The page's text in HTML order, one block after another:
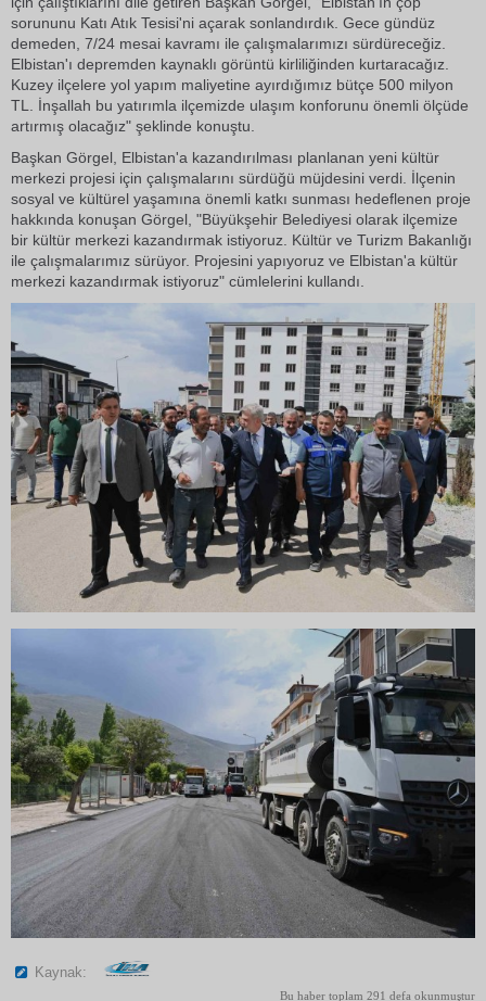
sorununu Katı Atık Tesisi'ni açarak sonlandırdık. Gece gündüz
demeden, 7/24 mesai kavramı ile çalışmalarımızı sürdüreceğiz.
Elbistan'ı depremden kaynaklı görüntü kirliliğinden kurtaracağız.
Kuzey ilçelere yol yapım maliyetine ayırdığımız bütçe 500 milyon
TL. İnşallah bu yatırımla ilçemizde ulaşım konforunu önemli ölçüde
artırmış olacağız" şeklinde konuştu.
Başkan Görgel, Elbistan'a kazandırılması planlanan yeni kültür
merkezi projesi için çalışmalarını sürdüğü müjdesini verdi. İlçenin
sosyal ve kültürel yaşamına önemli katkı sunması hedeflenen proje
hakkında konuşan Görgel, "Büyükşehir Belediyesi olarak ilçemize
bir kültür merkezi kazandırmak istiyoruz. Kültür ve Turizm Bakanlığı
ile çalışmalarımız sürüyor. Projesini yapıyoruz ve Elbistan'a kültür
merkezi kazandırmak istiyoruz" cümlelerini kullandı.
Kaynak:
Bu haber toplam 291 defa okunmuştur